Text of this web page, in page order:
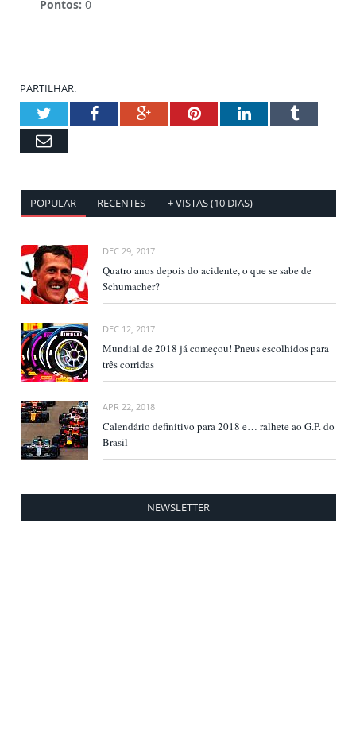
Pontos: 0
PARTILHAR.
TwitterFacebookGoogle+PinterestLinkedInTumblr
Email
POPULAR RECENTES + VISTAS (10 DIAS)
DEC 29, 2017
Quatro anos depois do acidente, o que se sabe de
Schumacher?
DEC 12, 2017
Mundial de 2018 já começou! Pneus escolhidos para
três corridas
APR 22, 2018
Calendário definitivo para 2018 e… ralhete ao G.P. do
Brasil
NEWSLETTER